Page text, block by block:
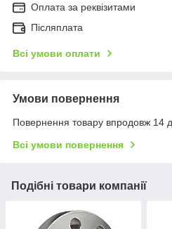
Оплата за реквізитами
Післяплата
Всі умови оплати
Умови повернення
Повернення товару впродовж 14
Всі умови повернення
Подібні товари компанії